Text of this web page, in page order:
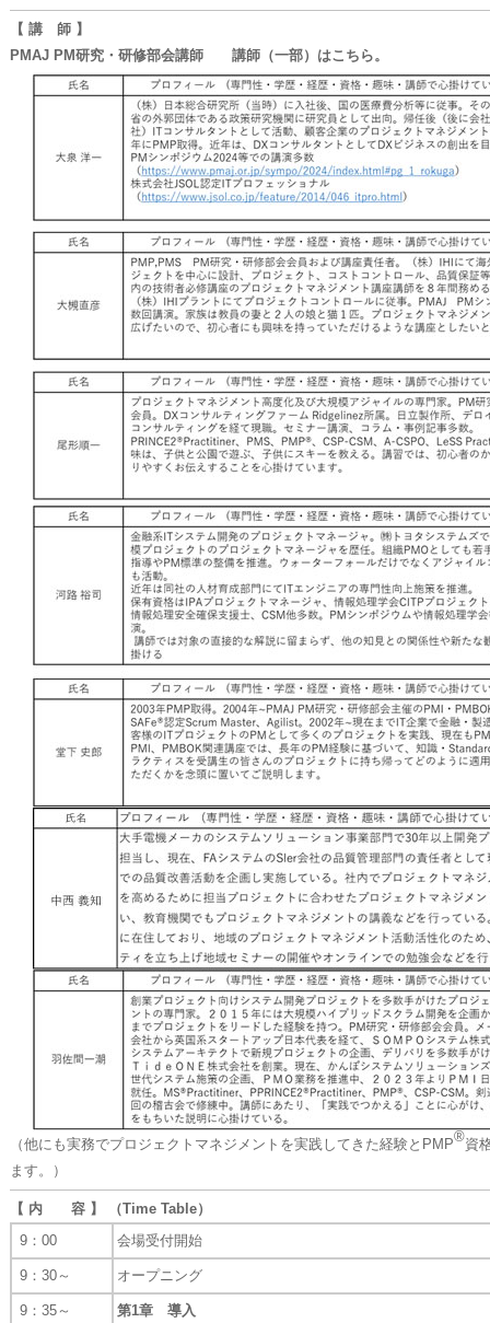
【 講 師 】
PMAJ PM研究・研修部会講師 講師（一部）はこちら。
（他にも実務でプロジェクトマネジメントを実践してきた経験とPMP
®
資
ます。）
【 内 容 】 （Time Table）
9：00
会場受付開始
9：30～ オープニング
9：35～ 第1章 導入